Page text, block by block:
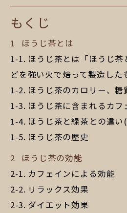
もくじ
ほうじ茶とは
ほうじ茶とは「ほうじ
どを強い火で焙って製造した
ほうじ茶のカロリー、糖
ほうじ茶に含まれるカフ
ほうじ茶と緑茶との違
ほうじ茶の歴史
ほうじ茶の効能
カフェインによる効能
リラックス効果
ダイエット効果